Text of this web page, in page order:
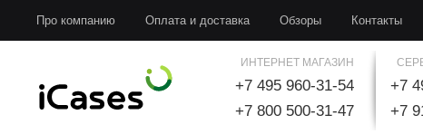
Про компанию Оплата и доставка Обзоры Контакты
ИНТЕРНЕТ МАГАЗИН
+7 495 960-31-54
+7 800 500-31-47
+7
+7